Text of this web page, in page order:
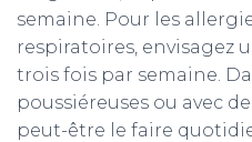
semaine. Pour les
respiratoires, envisagez
trois fois par semaine.
poussiéreuses ou avec
peut-être le faire